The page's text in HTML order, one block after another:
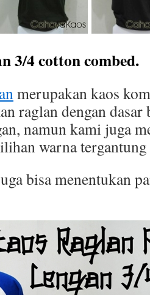
3/4 cotton combed.
merupakan kaos
raglan dengan
namun kami juga
warna tergantung
bisa menentukan